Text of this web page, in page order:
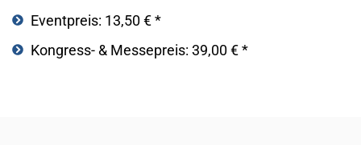
Eventpreis: 13,50 € *
Kongress- & Messepreis: 39,00 € *